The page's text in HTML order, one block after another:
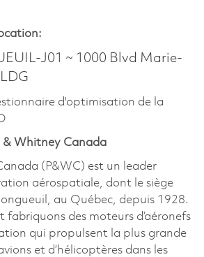
J01 ~ 1000 Blvd Marie-
d'optimisation de la
Whitney Canada
(P&WC) est un leader
aérospatiale, dont le siège
au Québec, depuis 1928.
fabriquons des moteurs d’aéronefs
qui propulsent la plus grande
et d’hélicoptères dans les